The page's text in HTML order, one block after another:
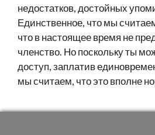
недостатков, достойных
Единственное, что мы
что в настоящее время не
членство. Но поскольку ты
доступ, заплатив
мы считаем, что это вполне